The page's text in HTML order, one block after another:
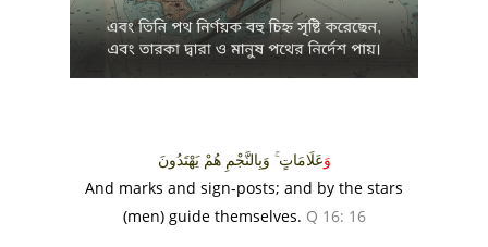
وَعَلَامَاتٍ ۚ وَبِالنَّجْمِ هُمْ يَهْتَدُونَ
And marks and sign-posts; and by the stars
(men) guide themselves. Q 16: 16